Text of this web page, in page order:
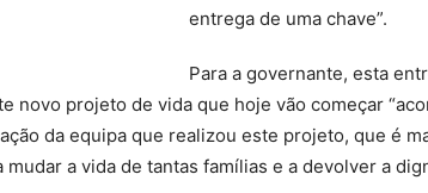
entrega de uma chave”.
Para a governante, esta
novo projeto de vida que hoje vão começar
da equipa que realizou este projeto, que é
mudar a vida de tantas famílias e a devolver a